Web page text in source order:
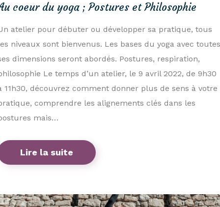
coeur du yoga ; Postures et Philosophie
atelier pour débuter ou développer sa pratique, tous
niveaux sont bienvenus. Les bases du yoga avec toutes
dimensions seront abordés. Postures, respiration,
Le temps d’un atelier, le 9 avril 2022, de 9h30
11h30, découvrez comment donner plus de sens à votre
comprendre les alignements clés dans les
mais…
Lire la suite